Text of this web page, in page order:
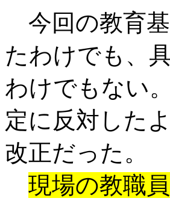
今回の教育
たわけでも、
わけでもない
定に反対した
改正だった。
現場の教職